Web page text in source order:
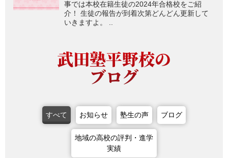
事では本校在籍生徒の2024年合格校をご紹
介！ 生徒の報告が到着次第どんどん更新して
いきますよ。 ..
武田塾平野校の
ブログ
すべて お知らせ 塾生の声 ブログ
地域の高校の評判・進学
実績